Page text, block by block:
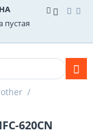
пустая
/
620CN